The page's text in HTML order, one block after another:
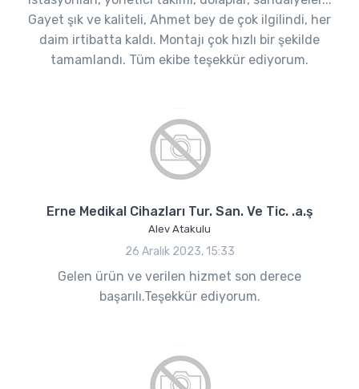
Gayet şık ve kaliteli, Ahmet bey de çok ilgilindi, her
daim irtibatta kaldı. Montajı çok hızlı bir şekilde
tamamlandı. Tüm ekibe teşekkür ediyorum.
Erne Medikal Cihazları Tur. San. Ve Tic. .a.ş
Alev Atakulu
26 Aralık 2023, 15:33
Gelen ürün ve verilen hizmet son derece
başarılı.Teşekkür ediyorum.